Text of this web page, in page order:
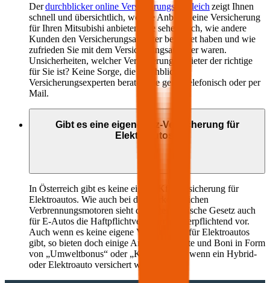
Derdurchblicker online Versicherungsvergleich zeigt Ihnen
schnell und übersichtlich, welche Anbieter eine Versicherung
für Ihren Mitsubishi anbieten. Sie sehen auch, wie andere
Kunden den Versicherungsanbieter bewertet haben und wie
zufrieden Sie mit dem Versicherungsanbieter waren.
Unsicherheiten, welcher Versicherungsanbieter der richtige
für Sie ist? Keine Sorge, die durchblicker
Versicherungsexperten beraten Sie gerne telefonisch oder per
Mail.
Gibt es eine eigene Kfz-Versicherung für
Elektroautos?
In Österreich gibt es keine eigene Kfz-Versicherung für
Elektroautos. Wie auch bei den herkömmlichen
Verbrennungsmotoren sieht das österreichische Gesetz auch
für E-Autos die Haftpflichtversicherung verpflichtend vor.
Auch wenn es keine eigene Versicherung für Elektroautos
gibt, so bieten doch einige Anbieter Rabatte und Boni in Form
von „Umweltbonus“ oder „Klimabonus“, wenn ein Hybrid-
oder Elektroauto versichert wird.